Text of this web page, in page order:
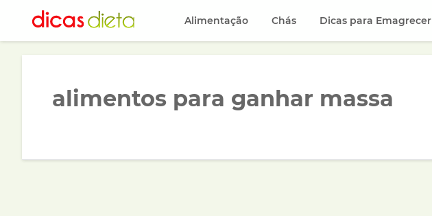
Alimentação Chás Dicas para Emagrecer
alimentos para ganhar massa